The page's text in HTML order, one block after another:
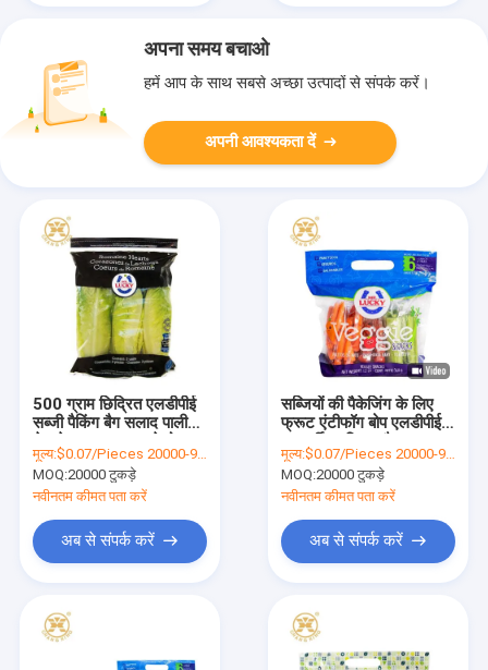
अपना समय बचाओ
हमें आप के साथ सबसे अच्छा उत्पादों से संपर्क करें।
अपनी आवश्यकता दें
500 ग्राम छिद्रित एलडीपीई
सब्जी पैकिंग बैग सलाद पाली
जाओ
मूल्य:$0.07/Pieces 20000-99999 Pieces
MOQ:20000 टुकड़े
नवीनतम कीमत पता करें
अब से संपर्क करें
सब्जियों की पैकेजिंग के लिए
फ्रूट एंटीफॉग बोप एलडीपीई
मूल्य:$0.07/Pieces 20000-99999 Pieces
MOQ:20000 टुकड़े
नवीनतम कीमत पता करें
अब से संपर्क करें